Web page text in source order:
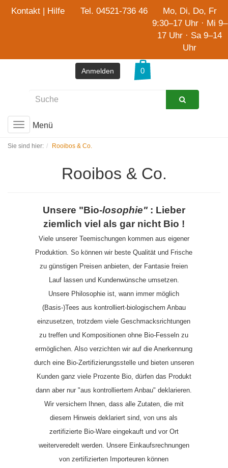
Kontakt | Hilfe Tel. 04521-736 46
Mo, Di, Do, Fr
9:30–17 Uhr · Mi 9–
17 Uhr · Sa 9–14
Uhr
Anmelden
ToggleMenü
Sie sind hier: Rooibos & Co.
Rooibos & Co.
Unsere "Bio-losophie": Lieber
ziemlich viel als gar nicht Bio !
Viele unserer Teemischungen kommen aus eigener
Produktion.So können wir beste Qualität und Frische
zu günstigen Preisen anbieten, der Fantasie freien
Lauf lassen und Kundenwünsche umsetzen.
Unsere Philosophie ist, wann immer möglich
(Basis-)Tees aus kontrolliert-biologischem Anbau
einzusetzen, trotzdem viele Geschmacksrichtungen
zu treffen und Kompositionen ohne Bio-Fesseln zu
ermöglichen. Also verzichten wir auf die Anerkennung
durch eine Bio-Zertifizierungsstelle und bieten unseren
Kunden ganz viele Prozente Bio, dürfen das Produkt
dann aber nur "aus kontrolliertem Anbau" deklarieren.
Wir versichern Ihnen, dass alle Zutaten, die mit
diesem Hinweis deklariert sind, von uns als
zertifizierte Bio-Ware eingekauft und vor Ort
weiterveredelt werden. Unsere Einkaufsrechnungen
von zertifizierten Importeuren können